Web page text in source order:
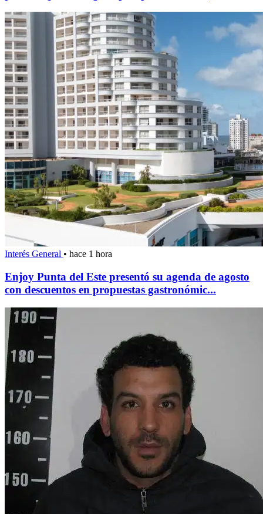
Interés General • hace 1 hora
Enjoy Punta del Este presentó su agenda de agosto
con descuentos en propuestas gastronómic...